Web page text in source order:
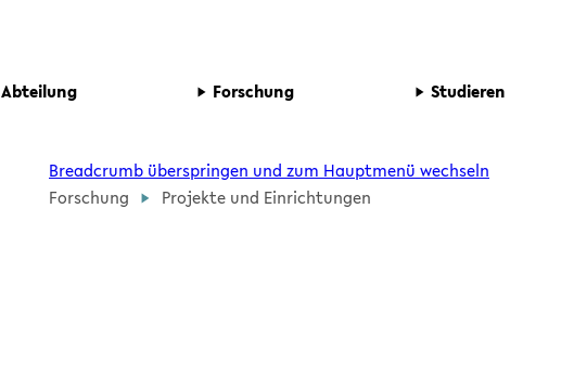
Ab­tei­lung For­schung Stu­die­ren
Bread­crumb über­sprin­gen und zum Haupt­me­nü wech­seln
For­schung
Pro­jek­te und Ein­rich­tun­gen